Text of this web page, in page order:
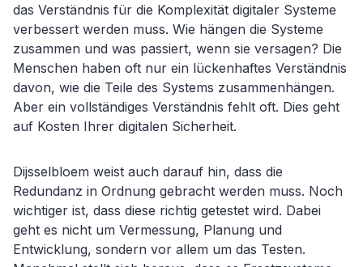
das Verständnis für die Komplexität digitaler Systeme
verbessert werden muss. Wie hängen die Systeme
zusammen und was passiert, wenn sie versagen? Die
Menschen haben oft nur ein lückenhaftes Verständnis
davon, wie die Teile des Systems zusammenhängen.
Aber ein vollständiges Verständnis fehlt oft. Dies geht
auf Kosten Ihrer digitalen Sicherheit.
Dijsselbloem weist auch darauf hin, dass die
Redundanz in Ordnung gebracht werden muss. Noch
wichtiger ist, dass diese richtig getestet wird. Dabei
geht es nicht um Vermessung, Planung und
Entwicklung, sondern vor allem um das Testen.